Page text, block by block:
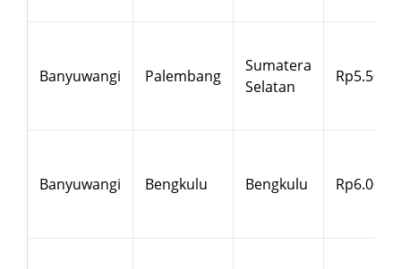
Banyuwangi Palembang
Sumatera
Selatan
Rp5.500
Banyuwangi Bengkulu Bengkulu Rp6.000